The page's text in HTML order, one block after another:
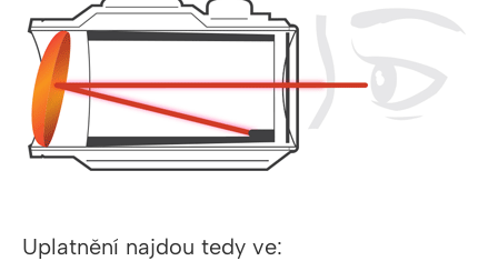
Uplatnění najdou tedy ve: